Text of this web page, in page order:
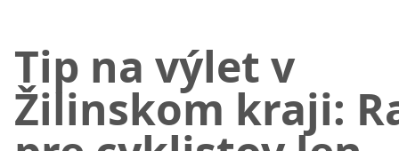
Tip na výlet v
Žilinskom kraji: